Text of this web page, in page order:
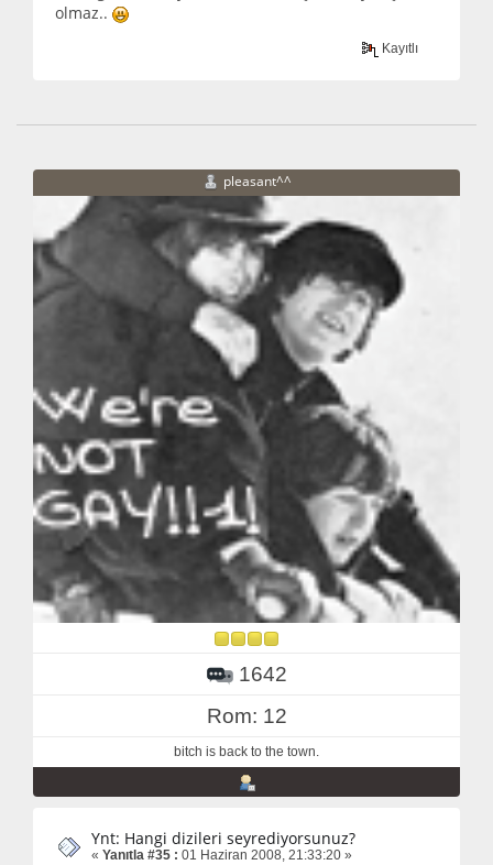
olmaz..
Kayıtlı
pleasant^^
1642
Rom: 12
bitch is back to the town.
Ynt: Hangi dizileri seyrediyorsunuz?
« Yanıtla #35 : 01 Haziran 2008, 21:33:20 »